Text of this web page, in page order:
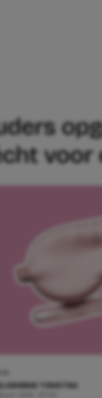
TIJMSTRA